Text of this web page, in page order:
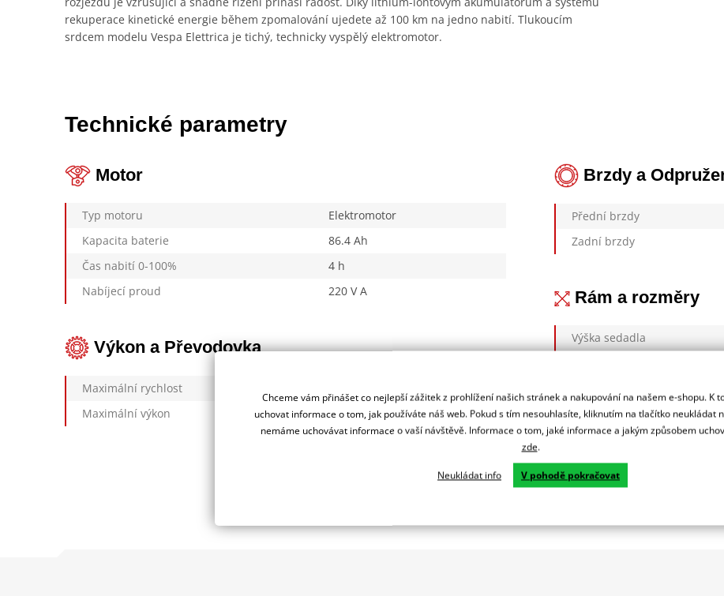
rekuperace kinetické energie během zpomalování ujedete až 100 km na jedno nabití. Tlukoucím
srdcem modelu Vespa Elettrica je tichý, technicky vyspělý elektromotor.
Technické parametry
Motor
Typ motoru
Elektromotor
Kapacita baterie
86.4 Ah
Čas nabití 0-100%
4 h
Nabíjecí proud
220 V A
Výkon a Převodovka
Maximální rychlost
Maximální výkon
4 kW
Brzdy a
Přední brzdy
Zadní brzdy
Rám a rozměry
Výška sedadla
Rozvor
D x Š x V
Zadní pneumatika
Přední pneumatika
Chceme vám přinášet co nejlepší zážitek z prohlížení našich stránek a nakupování na našem e-shopu. K
uchovat informace o tom, jak používáte náš web. Pokud s tím nesouhlasíte, kliknutím na tlačítko neukládat
nemáme uchovávat informace o vaší návštěvě. Informace o tom, jaké informace a jakým způsobem
zde.
Neukládat info V pohodě pokračovat